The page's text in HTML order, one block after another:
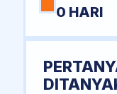
0 HARI